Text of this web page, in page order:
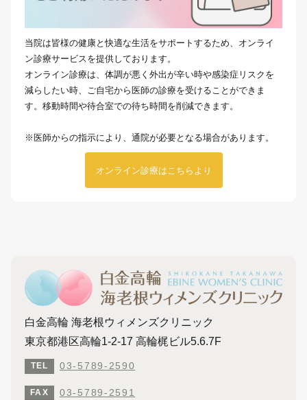
当院は皆様の健康と快適な生活をサポートするため、オンライ
ン診療サービスを提供しております。
オンライン診療は、体調が悪く外出が辛い時や感染症リスクを
減らしたい時、ご自宅から医師の診療を受けることができま
す。移動時間や待合室での待ち時間を削減できます。
※医師からの指示により、通院が必要となる場合があります。
オンライン診療はこちらより
白金高輪 海老根ウィメンズクリニック
東京都港区高輪1-2-17 高輪梶ビル5.6.7F
TEL 03-5789-2590
FAX 03-5789-2591